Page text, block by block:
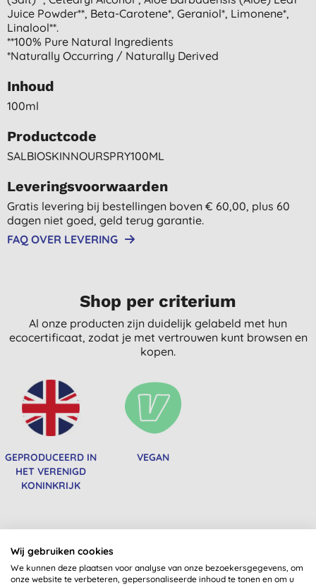
Juice Powder**, Beta-Carotene*, Geraniol*, Limonene*,
Linalool**.
**100% Pure Natural Ingredients
*naturally Occurring / Naturally Derived
Inhoud
100ml
Productcode
SALBIOSKINNOURSPRY100ML
Leveringsvoorwaarden
Gratis levering bij bestellingen boven € 60,00, plus 60
dagen niet goed, geld terug garantie.
FAQ OVER LEVERING
Shop per criterium
Al onze producten zijn duidelijk gelabeld met hun
ecocertificaat, zodat je met vertrouwen kunt browsen en
kopen.
GEPRODUCEERD IN
HET VERENIGD
KONINKRIJK
VEGAN
Wij gebruiken cookies
We kunnen deze plaatsen voor analyse van onze bezoekersgegevens, om
onze website te verbeteren, gepersonaliseerde inhoud te tonen en om u